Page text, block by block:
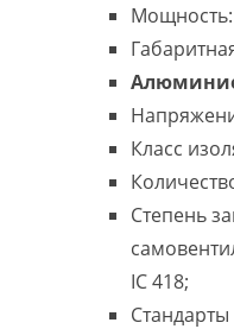
Мощность:
Класс
Степень
IC 418;
Стандарты